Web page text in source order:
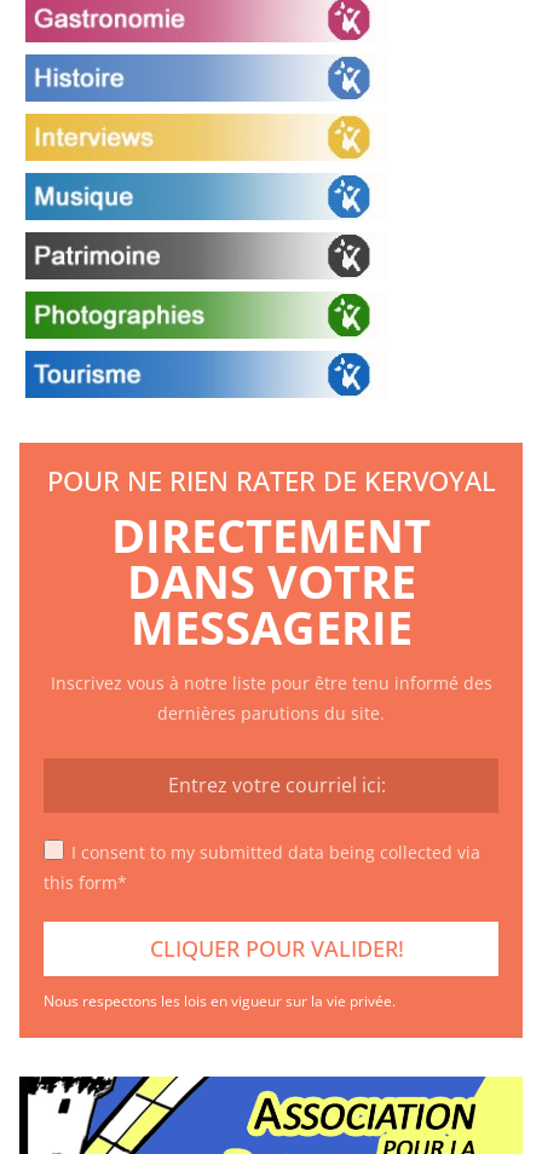
POUR NE RIEN RATER DE KERVOYAL
DIRECTEMENT
DANS VOTRE
MESSAGERIE
Inscrivez vous à notre liste pour être tenu informé des
dernières parutions du site.
I consent to my submitted data being collected via
this form*
Nous respectons les lois en vigueur sur la vie privée.